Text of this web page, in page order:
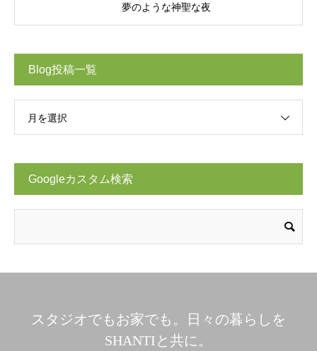
夢のような神聖な夜
Blog投稿一覧
月を選択
Googleカスタム検索
スタジオでもお家でも。日々の暮らしを
SHANTIと共に。